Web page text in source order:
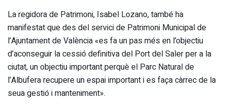
La regidora de Patrimoni, Isabel Lozano, també ha
manifestat que des del servici de Patrimoni Municipal de
l’Ajuntament de València «es fa un pas més en l’objectiu
d’aconseguir la cessió definitiva del Port del Saler per a la
ciutat, un objectiu important perquè el Parc Natural de
l’Albufera recupere un espai important i es faça càrrec de la
seua gestió i manteniment».